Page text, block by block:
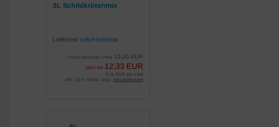
3L Schildkrötenmix
Lieferzeit:sofort lieferbar
Unser bisheriger Preis 13,85 EUR
Jetzt nur 12,33 EUR
4,11 EUR pro Liter
inkl. 19 % MwSt. zzgl. Versandkosten